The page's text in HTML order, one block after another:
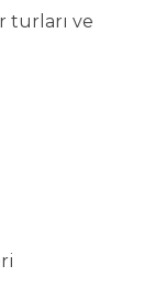
turları ve